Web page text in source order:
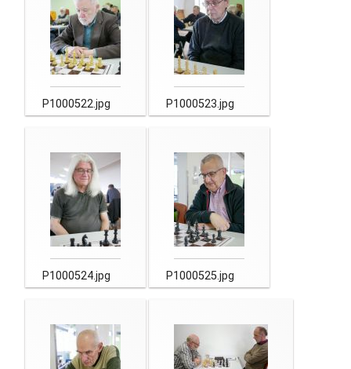
P1000522.jpg P1000523.jpg
P1000524.jpg P1000525.jpg